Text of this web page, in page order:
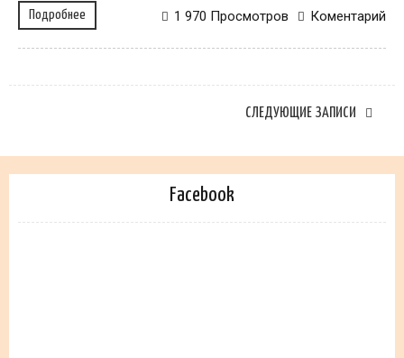
Подробнее Коментарий
1 970 Просмотров
СЛЕДУЮЩИЕ ЗАПИСИ
Facebook